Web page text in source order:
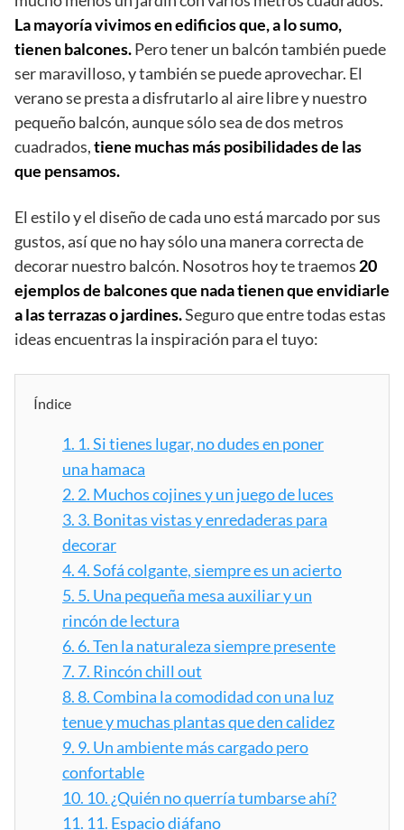
La mayoría vivimos en edificios que, a lo sumo,
tienen balcones.Pero tener un balcón también puede
ser maravilloso, y también se puede aprovechar. El
verano se presta a disfrutarlo al aire libre y nuestro
pequeño balcón, aunque sólo sea de dos metros
cuadrados,tiene muchas más posibilidades de las
que pensamos.
El estilo y el diseño de cada uno está marcado por sus
gustos, así que no hay sólo una manera correcta de
decorar nuestro balcón. Nosotros hoy te traemos 20
ejemplos de balcones que nada tienen que envidiarle
a las terrazas o jardines.Seguro que entre todas estas
ideas encuentras la inspiración para el tuyo:
Índice
1. 1. Si tienes lugar, no dudes en poner
una hamaca
2. 2. Muchos cojines y un juego de luces
3. 3. Bonitas vistas y enredaderas para
decorar
4.4. Sofá colgante, siempre es un acierto
5. 5. Una pequeña mesa auxiliar y un
rincón de lectura
6. 6. Ten la naturaleza siempre presente
7. 7. Rincón chill out
8.8. Combina la comodidad con una luz
tenue y muchas plantas que den calidez
9. 9. Un ambiente más cargado pero
confortable
10. 10. ¿Quién no querría tumbarse ahí?
11. 11. Espacio diáfano